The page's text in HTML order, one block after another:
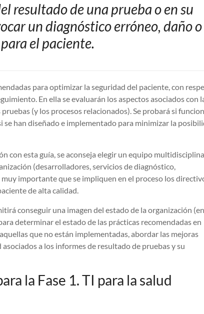
resultado de una prueba o en su
un diagnóstico erróneo, daño o
el paciente.
para optimizar la seguridad del paciente, con
En ella se evaluarán los aspectos asociados con
(y los procesos relacionados). Se probará si
se han diseñado e implementado para minimizar la
con esta guía, se aconseja elegir un equipo
(desarrolladores, servicios de diagnóstico,
importante que se impliquen en el proceso los
de alta calidad.
conseguir una imagen del estado de la organización (en
determinar el estado de las prácticas recomendadas en
que no están implementadas, abordar las mejoras
a los informes de resultado de pruebas y su
la Fase 1. TI para la salud